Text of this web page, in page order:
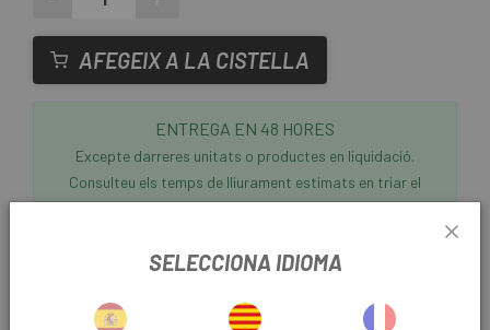
AFEGEIX A LA CISTELLA
ENTREGA EN 48 HORES
Excepte darreres unitats o productes en liquidació.
Consulteu els temps de lliurament estimats en triar el
mètode d'enviament.
tenim els components que la teva bici
Sram 1 Bateria E-Tap / AXS USB-C (Sense Cable)
SELECCIONA IDIOMA